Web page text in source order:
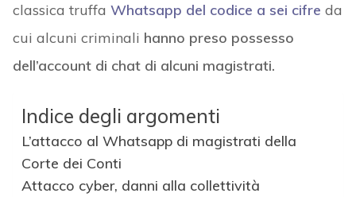
classica truffa Whatsapp del codice a sei cifre da
cui alcuni criminali hanno preso possesso
dell’account di chat di alcuni magistrati.
Indice degli argomenti
L’attacco al Whatsapp di magistrati della
Corte dei Conti
Attacco cyber, danni alla collettività